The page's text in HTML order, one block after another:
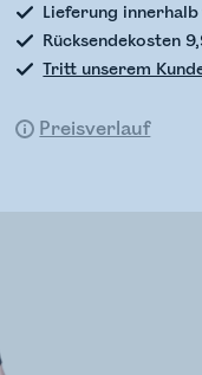
Lieferung
Rücksendekosten
Tritt unserem
Preisverlauf